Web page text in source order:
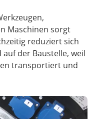
Maschinen sorgt
reduziert sich
der Baustelle, weil
transportiert und